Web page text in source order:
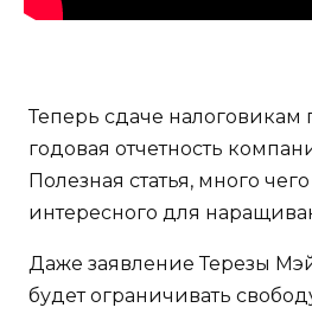
Теперь сдаче налоговикам
годовая отчетность
Полезная статья, много чего
интересного для
Даже заявление Терезы
будет ограничивать